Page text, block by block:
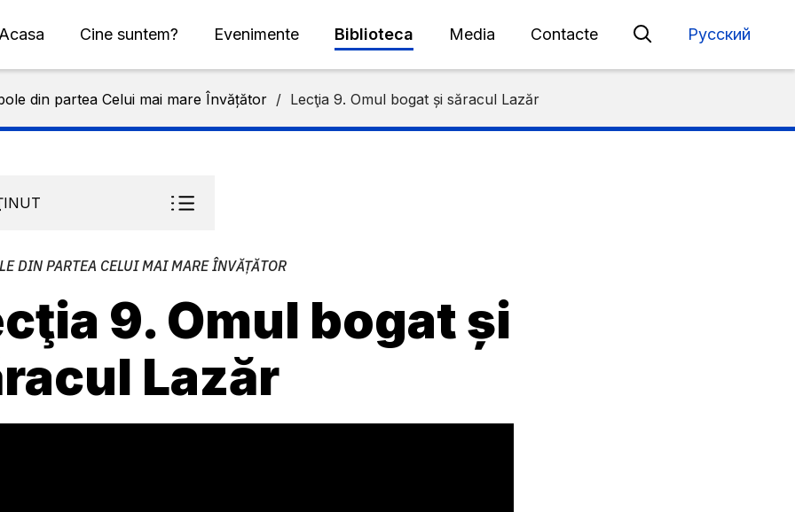
Acasa Cine suntem? Evenimente Biblioteca Media Contacte Русский
din partea Celui mai mare Învățător / Lecţia 9. Omul bogat și săracul Lazăr
DIN PARTEA CELUI MAI MARE ÎNVĂȚĂTOR
9. Omul bogat și
Lazăr